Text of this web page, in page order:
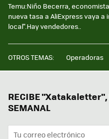
Temu:Niño Becerra,
nueva tasa a AliExpress vaya
local".Hay vendedores..
OTROS TEMAS: Operadoras
RECIBE "Xatakaletter",
SEMANAL